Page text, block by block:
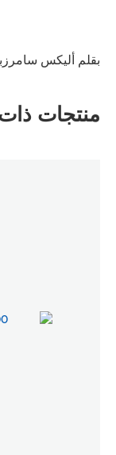
بقلم أليكس
منتجات